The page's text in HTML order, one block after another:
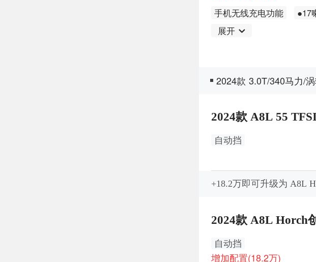
手机无线充电功能
●17
展开
2024款 3.0T/340马力/
2024款 A8L 55
自动挡
+18.2万即可升级为 A8L
2024款 A8L Horch
自动挡
增加配置(18.2万)